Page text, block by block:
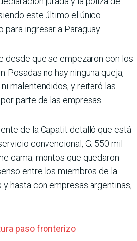
este último el único
ingresar a Paraguay.
desde que se empezaron con los
Posadas no hay ninguna queja,
malentendidos, y reiteró las
parte de las empresas
de la Capatit detalló que está
convencional, G. 550 mil
cama, montos que quedaron
entre los miembros de la
y hasta con empresas argentinas,
paso fronterizo